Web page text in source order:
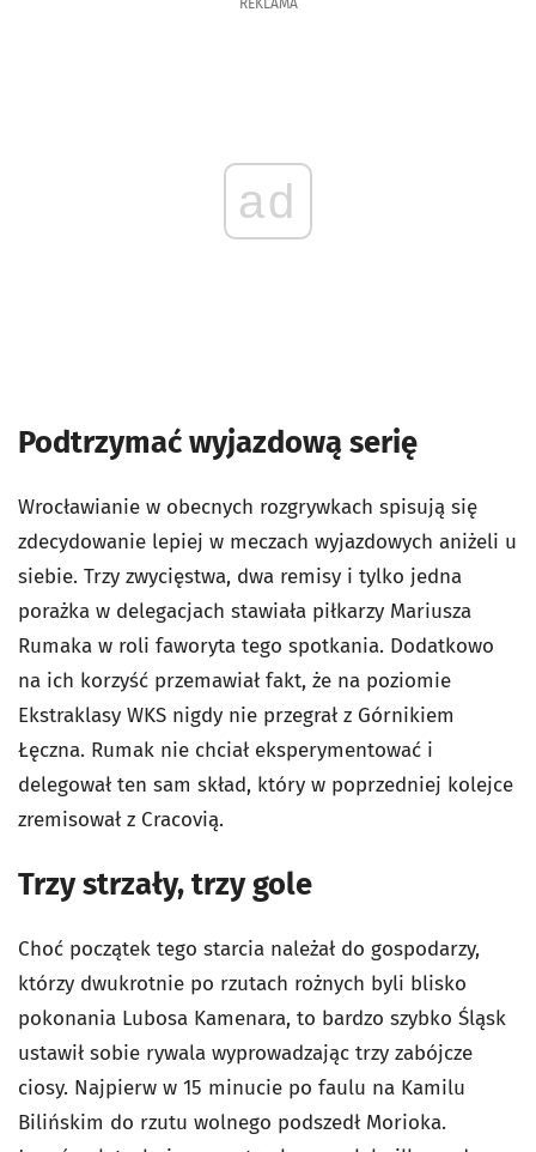
REKLAMA
ad
Podtrzymać wyjazdową serię
Wrocławianie w obecnych rozgrywkach spisują się
zdecydowanie lepiej w meczach wyjazdowych aniżeli u
siebie. Trzy zwycięstwa, dwa remisy i tylko jedna
porażka w delegacjach stawiała piłkarzy Mariusza
Rumaka w roli faworyta tego spotkania. Dodatkowo
na ich korzyść przemawiał fakt, że na poziomie
Ekstraklasy WKS nigdy nie przegrał z Górnikiem
Łęczna. Rumak nie chciał eksperymentować i
delegował ten sam skład, który w poprzedniej kolejce
zremisował z Cracovią.
Trzy strzały, trzy gole
Choć początek tego starcia należał do gospodarzy,
którzy dwukrotnie po rzutach rożnych byli blisko
pokonania Lubosa Kamenara, to bardzo szybko Śląsk
ustawił sobie rywala wyprowadzając trzy zabójcze
ciosy. Najpierw w 15 minucie po faulu na Kamilu
Bilińskim do rzutu wolnego podszedł Morioka.